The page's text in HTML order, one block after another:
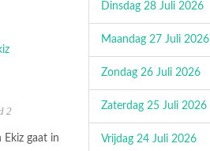
2
gaat in
Dinsdag 28 Juli 2026
Maandag 27 Juli 2026
Zondag 26 Juli 2026
Zaterdag 25 Juli 2026
Vrijdag 24 Juli 2026